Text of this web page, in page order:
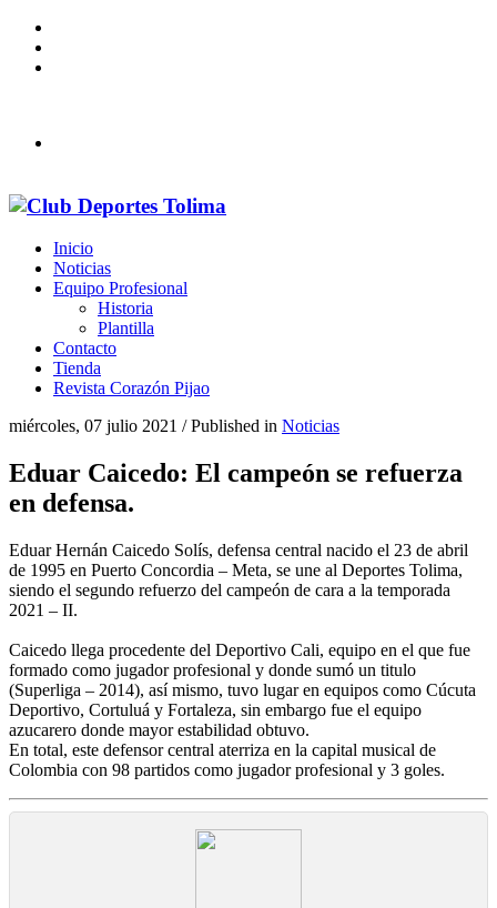
Inicio
Noticias
Equipo Profesional
Historia
Plantilla
Contacto
Tienda
Revista Corazón Pijao
miércoles, 07 julio 2021 /Published in Noticias
Eduar Caicedo: El campeón se refuerza
en defensa.
Eduar Hernán Caicedo Solís, defensa central nacido el 23 de abril
de 1995 en Puerto Concordia – Meta, se une al Deportes Tolima,
siendo el segundo refuerzo del campeón de cara a la temporada
2021 – II.
Caicedo llega procedente del Deportivo Cali, equipo en el que fue
formado como jugador profesional y donde sumó un titulo
(Superliga – 2014), así mismo, tuvo lugar en equipos como Cúcuta
Deportivo, Cortuluá y Fortaleza, sin embargo fue el equipo
azucarero donde mayor estabilidad obtuvo.
En total, este defensor central aterriza en la capital musical de
Colombia con 98 partidos como jugador profesional y 3 goles.